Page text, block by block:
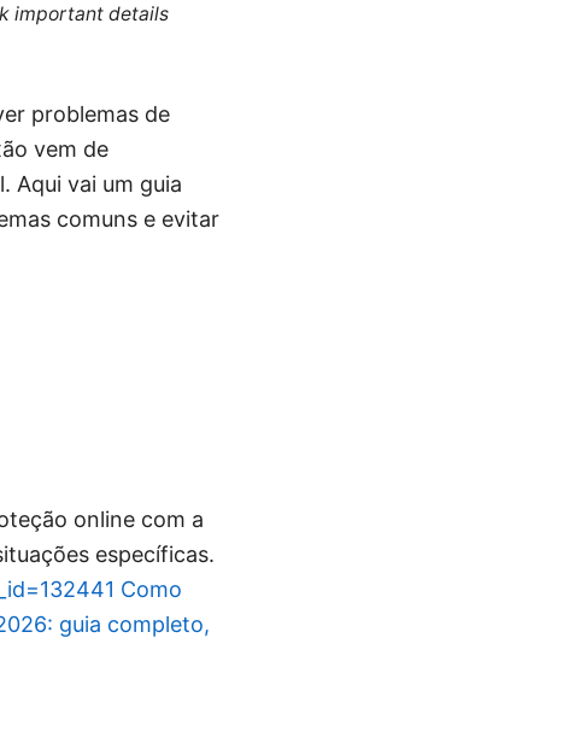
important details
problemas de
vem de
Aqui vai um guia
comuns e evitar
online com a
específicas.
Como
guia completo,